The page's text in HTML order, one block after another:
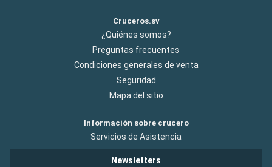
Cruceros.sv
¿Quiénes somos?
Preguntas frecuentes
Condiciones generales de venta
Seguridad
Mapa del sitio
Información sobre crucero
Servicios de Asistencia
Newsletters